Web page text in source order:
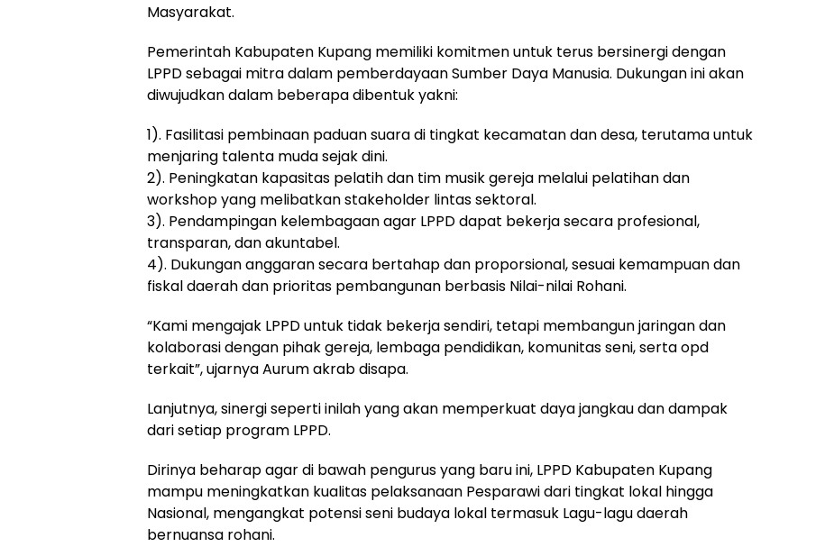
Masyarakat.
Pemerintah Kabupaten Kupang memiliki komitmen untuk terus bersinergi dengan
LPPD sebagai mitra dalam pemberdayaan Sumber Daya Manusia. Dukungan ini akan
diwujudkan dalam beberapa dibentuk yakni:
1). Fasilitasi pembinaan paduan suara di tingkat kecamatan dan desa, terutama untuk
menjaring talenta muda sejak dini.
2). Peningkatan kapasitas pelatih dan tim musik gereja melalui pelatihan dan
workshop yang melibatkan stakeholder lintas sektoral.
3). Pendampingan kelembagaan agar LPPD dapat bekerja secara profesional,
transparan, dan akuntabel.
4). Dukungan anggaran secara bertahap dan proporsional, sesuai kemampuan dan
fiskal daerah dan prioritas pembangunan berbasis Nilai-nilai Rohani.
“Kami mengajak LPPD untuk tidak bekerja sendiri, tetapi membangun jaringan dan
kolaborasi dengan pihak gereja, lembaga pendidikan, komunitas seni, serta opd
terkait”, ujarnya Aurum akrab disapa.
Lanjutnya, sinergi seperti inilah yang akan memperkuat daya jangkau dan dampak
dari setiap program LPPD.
Dirinya beharap agar di bawah pengurus yang baru ini, LPPD Kabupaten Kupang
mampu meningkatkan kualitas pelaksanaan Pesparawi dari tingkat lokal hingga
Nasional, mengangkat potensi seni budaya lokal termasuk Lagu-lagu daerah
bernuansa rohani.